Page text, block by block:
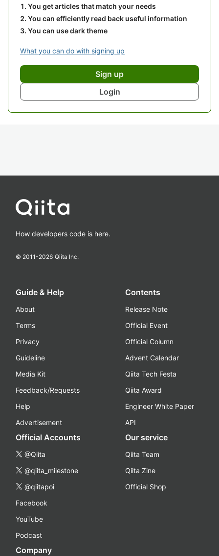
You get articles that match your needs
You can efficiently read back useful information
You can use dark theme
What you can do with signing up
Sign up
Login
How developers code is here.
© 2011-2026 Qiita Inc.
Guide & Help
About
Terms
Privacy
Guideline
Media Kit
Feedback/Requests
Help
Advertisement
Contents
Release Note
Official Event
Official Column
Advent Calendar
Qiita Tech Festa
Qiita Award
Engineer White Paper
API
Official Accounts
@Qiita
@qiita_milestone
@qiitapoi
Facebook
YouTube
Podcast
Our service
Qiita Team
Qiita Zine
Official Shop
Company